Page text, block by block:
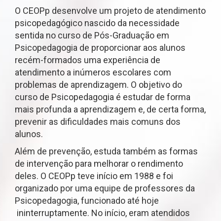
O CEOPp desenvolve um projeto de atendimento
psicopedagógico nascido da necessidade
sentida no curso de Pós-Graduação em
Psicopedagogia de proporcionar aos alunos
recém-formados uma experiência de
atendimento a inúmeros escolares com
problemas de aprendizagem. O objetivo do
curso de Psicopedagogia é estudar de forma
mais profunda a aprendizagem e, de certa forma,
prevenir as dificuldades mais comuns dos
alunos.
Além de prevenção, estuda também as formas
de intervenção para melhorar o rendimento
deles. O CEOPp teve início em 1988 e foi
organizado por uma equipe de professores da
Psicopedagogia, funcionado até hoje
ininterruptamente. No início, eram atendidos